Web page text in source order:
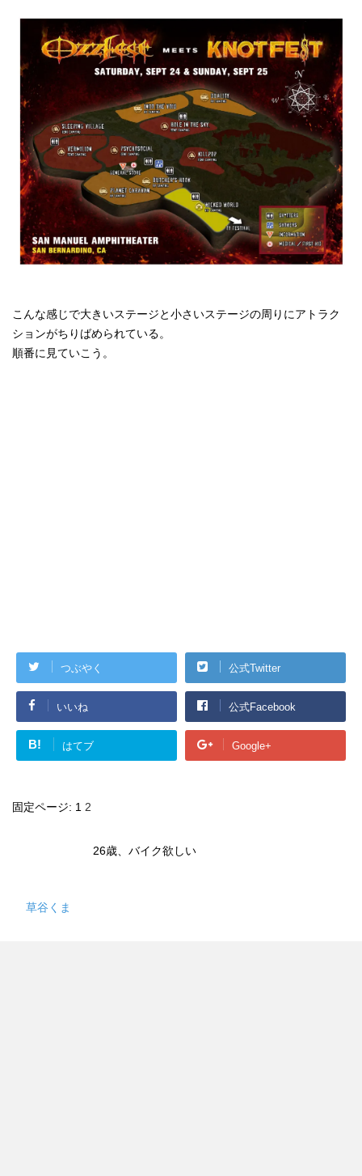
こんな感じで大きいステージと小さいステージの周りにアトラク
ションがちりばめられている。
順番に見ていこう。
つぶやく 公式Twitter
いいね 公式Facebook
B! はてブ Google+
固定ページ: 1 2
草谷くま
26歳、バイク欲しい